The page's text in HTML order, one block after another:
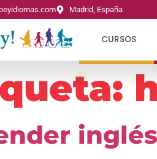
Madrid, España
CURSOS